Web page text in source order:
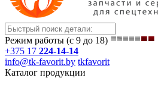
Режим работы (с 9 до 18)
+375 17 224-14-14
info@tk-favorit.by tkfavorit
Каталог продукции